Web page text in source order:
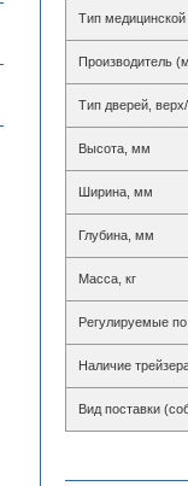
Тип
Производитель
Тип дверей,
Высота, мм
Ширина, мм
Глубина, мм
Масса, кг
Регулируемые
Наличие
Вид поставки